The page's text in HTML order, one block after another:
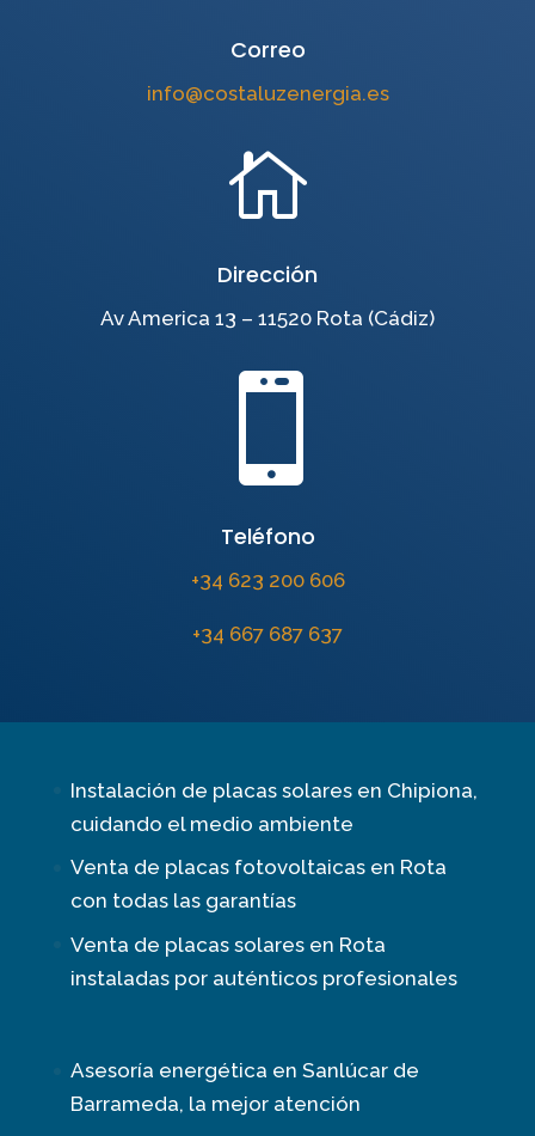
Correo
info@costaluzenergia.es

Dirección
Av America 13 – 11520 Rota (Cádiz)

Teléfono
+34 623 200 606
+34 667 687 637
Instalación de placas solares en Chipiona,
cuidando el medio ambiente
Venta de placas fotovoltaicas en Rota
con todas las garantías
Venta de placas solares en Rota
instaladas por auténticos profesionales
Asesoría energética en Sanlúcar de
Barrameda, la mejor atención